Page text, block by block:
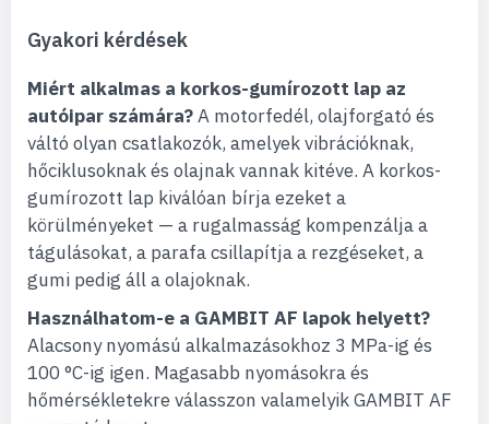
Gyakori kérdések
Miért alkalmas a korkos-gumírozott lap az
autóipar számára?A motorfedél, olajforgató és
váltó olyan csatlakozók, amelyek vibrációknak,
hőciklusoknak és olajnak vannak kitéve. A korkos-
gumírozott lap kiválóan bírja ezeket a
körülményeket — a rugalmasság kompenzálja a
tágulásokat, a parafa csillapítja a rezgéseket, a
gumi pedig áll a olajoknak.
Használhatom-e a GAMBIT AF lapok helyett?
Alacsony nyomású alkalmazásokhoz 3 MPa-ig és
100 °C-ig igen. Magasabb nyomásokra és
hőmérsékletekre válasszon valamelyik GAMBIT AF